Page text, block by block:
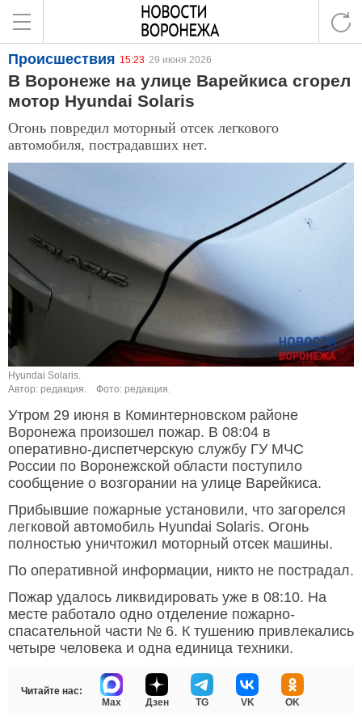
Происшествия 15:23 29 июня 2026
В Воронеже на улице Варейкиса сгорел
мотор Hyundai Solaris
Огонь повредил моторный отсек легкового
автомобиля, пострадавших нет.
Hyundai Solaris.
Автор: редакция.
Фото: редакция.
Утром 29 июня в Коминтерновском районе
Воронежа произошел пожар. В 08:04 в
оперативно-диспетчерскую службу ГУ МЧС
России по Воронежской области поступило
сообщение о возгорании на улице Варейкиса.
Прибывшие пожарные установили, что загорелся
легковой автомобиль Hyundai Solaris. Огонь
полностью уничтожил моторный отсек машины.
По оперативной информации, никто не пострадал.
Пожар удалось ликвидировать уже в 08:10. На
месте работало одно отделение пожарно-
спасательной части № 6. К тушению привлекались
четыре человека и одна единица техники.
Читайте нас:
Max
Дзен TG VK OK